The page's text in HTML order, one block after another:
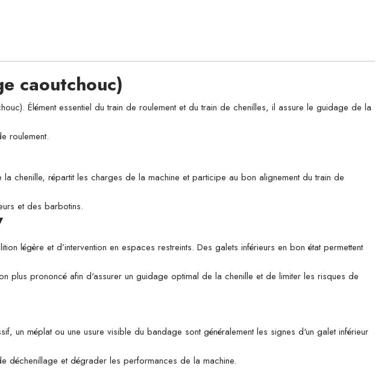
caoutchouc)
Élément essentiel du train de roulement et du train de chenilles, il assure le guidage de la
roulement.
chenille, répartit les charges de la machine et participe au bon alignement du train de
et des barbotins.
légère et d’intervention en espaces restreints. Des galets inférieurs en bon état permettent
plus prononcé afin d'assurer un guidage optimal de la chenille et de limiter les risques de
un méplat ou une usure visible du bandage sont généralement les signes d'un galet inférieur
déchenillage et dégrader les performances de la machine.